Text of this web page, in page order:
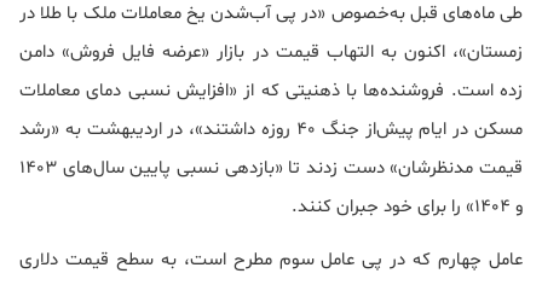
طی ماه‌های قبل به‌خصوص «در پی آب‌شدن یخ معاملات ملک با طلا در
زمستان»، اکنون به التهاب قیمت در بازار «عرضه فایل فروش» دامن
زده است. فروشنده‌ها با ذهنیتی که از «افزایش نسبی دمای معاملات
مسکن در ایام پیش‌از جنگ 40 روزه داشتند»، در اردیبهشت به «رشد
قیمت مدنظرشان» دست زدند تا «بازدهی نسبی پایین سال‌های 1403
و 1404» را برای خود جبران کنند.
عامل چهارم که در پی عامل سوم مطرح است، به سطح قیمت دلاری